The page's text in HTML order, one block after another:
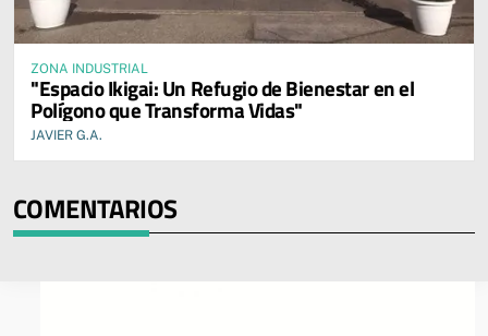
ZONA INDUSTRIAL
"Espacio Ikigai: Un Refugio de Bienestar en el
Polígono que Transforma Vidas"
JAVIER G.A.
COMENTARIOS